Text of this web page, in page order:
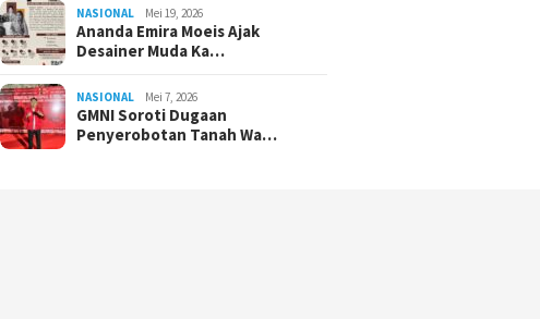
NASIONAL Mei 19, 2026
Ananda Emira Moeis Ajak
Desainer Muda Ka…
NASIONAL Mei 7, 2026
GMNI Soroti Dugaan
Penyerobotan Tanah Wa…